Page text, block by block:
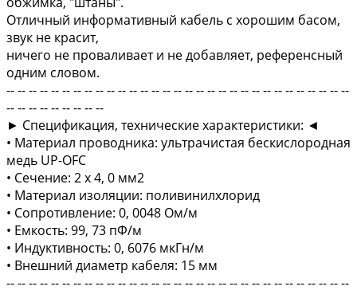
Отличный информативный кабель с хорошим басом,
звук не красит,
ничего не проваливает и не добавляет, референсный
одним словом.
-- -- -- -- -- -- -- -- -- -- -- -- -- -- -- -- -- -- -- -- -- -- -- -- -- -- -- -- -- -- --
-- -- -- -- -- -- -- -- --
► Спецификация, технические характеристики: ◄
• Материал проводника: ультрачистая бескислородная
медь UP-OFC
• Сечение: 2 х 4, 0 мм2
• Материал изоляции: поливинилхлорид
• Сопротивление: 0, 0048 Ом/м
• Емкость: 99, 73 пФ/м
• Индуктивность: 0, 6076 мкГн/м
• Внешний диаметр кабеля: 15 мм
-- -- -- -- -- -- -- -- -- -- -- -- -- -- -- -- -- -- -- -- -- -- -- -- -- -- -- -- -- -- --